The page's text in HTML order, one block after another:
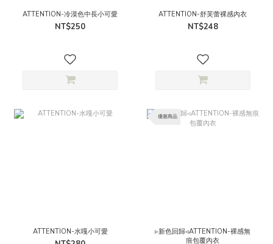
ATTENTION-冷漠色中長小可愛
NT$250
ATTENTION-舒芙蕾裸感內衣
NT$248
ATTENTION-水嘎小可愛
優惠商品
▹新色回歸◃ATTENTION-裸感無
痕包覆內衣